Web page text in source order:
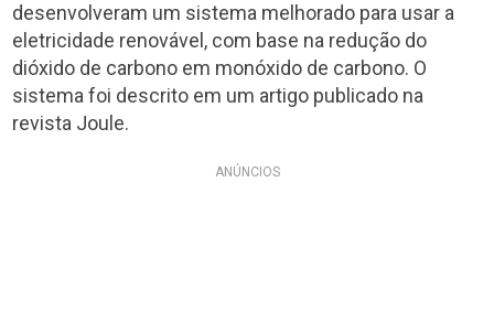
desenvolveram um sistema melhorado para usar a
eletricidade renovável, com base na redução do
dióxido de carbono em monóxido de carbono. O
sistema foi descrito em um artigo publicado na
revista Joule.
ANÚNCIOS